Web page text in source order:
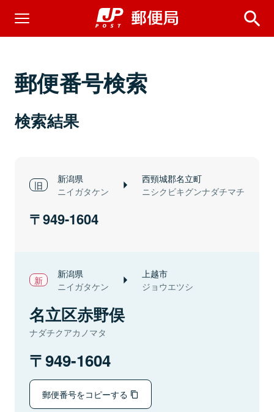
郵便番号検索
検索結果
新潟県
ニイガタケン
西頸城郡名立町
ニシクビキグンナダチマチ
949-1604
新潟県
ニイガタケン
上越市
ジョウエツシ
名立区赤野俣
ナダチクアカノマタ
949-1604
郵便番号をコピーする